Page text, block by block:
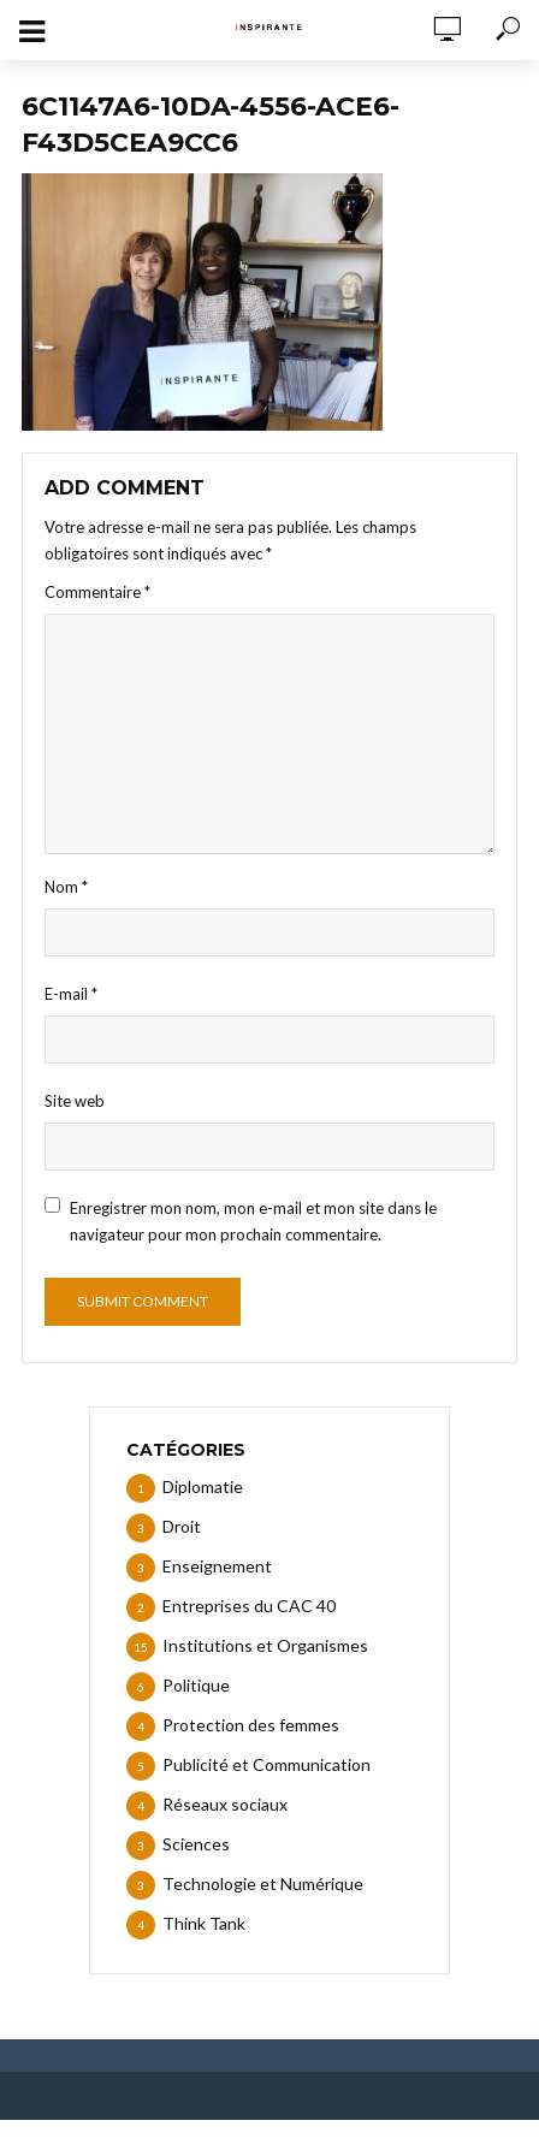
6C1147A6-10DA-4556-ACE6-
F43D5CEA9CC6
ADD COMMENT
Votre adresse e-mail ne sera pas publiée. Les champs
obligatoires sont indiqués avec*
Commentaire*
Nom *
E-mail *
Site web
Enregistrer mon nom, mon e-mail et mon site dans le
navigateur pour mon prochain commentaire.
CATÉGORIES
Diplomatie
1
Droit
3
Enseignement
3
Entreprises du CAC 40
2
Institutions et Organismes
15
Politique
6
Protection des femmes
4
Publicité et Communication
5
Réseaux sociaux
4
Sciences
3
Technologie et Numérique
3
Think Tank
4